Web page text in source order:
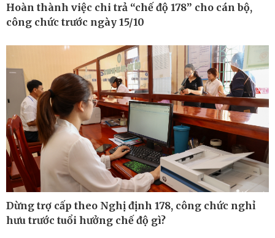
Thế giới
Cuộc sống đó đây
Multimedia
Video
E-Magazine
Infographic
Hoàn thành việc chi trả “chế độ 178” cho cán bộ,
công chức trước ngày 15/10
Dừng trợ cấp theo Nghị định 178, công chức nghỉ
hưu trước tuổi hưởng chế độ gì?